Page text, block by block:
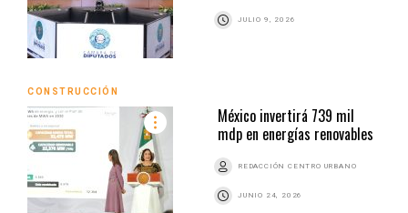
JULIO 9, 2026
CONSTRUCCIÓN
México invertirá 739 mil
mdp en energías renovables
REDACCIÓN CENTRO URBANO
JUNIO 24, 2026